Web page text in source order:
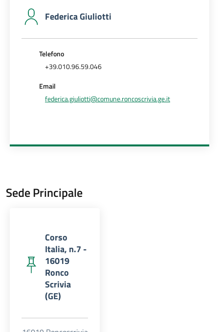
Federica Giuliotti
Telefono
+39.010.96.59.046
Email
federica.giuliotti@comune.roncoscrivia.ge.it
Sede Principale
Corso
Italia, n.7 -
16019
Ronco
Scrivia
(GE)